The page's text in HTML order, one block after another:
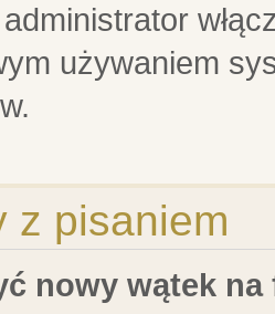
używaniem
z pisaniem
nowy wątek na